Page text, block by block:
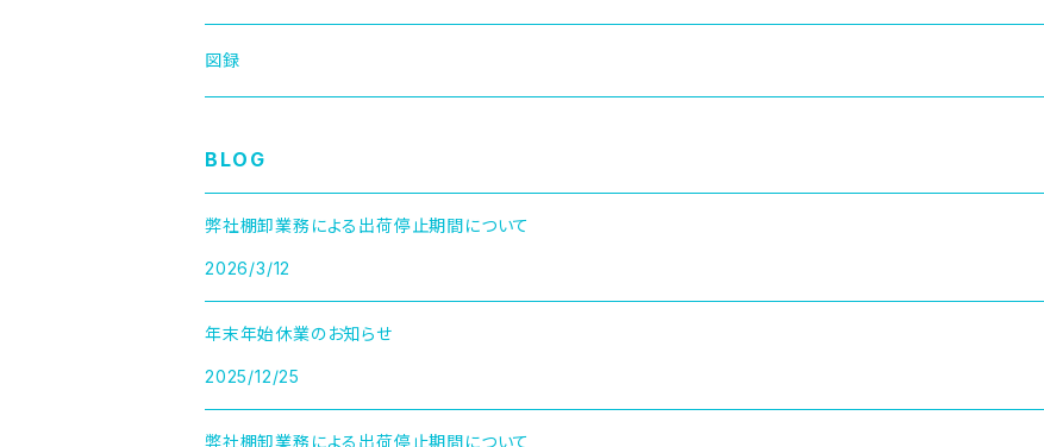
図録
BLOG
弊社棚卸業務による出荷停止期間について
2026/3/12
年末年始休業のお知らせ
2025/12/25
弊社棚卸業務による出荷停止期間について